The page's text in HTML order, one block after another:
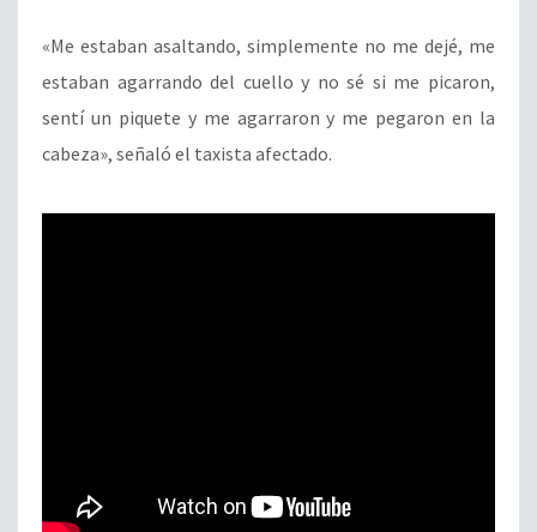
«Me estaban asaltando, simplemente no me dejé, me
estaban agarrando del cuello y no sé si me picaron,
sentí un piquete y me agarraron y me pegaron en la
cabeza», señaló el taxista afectado.